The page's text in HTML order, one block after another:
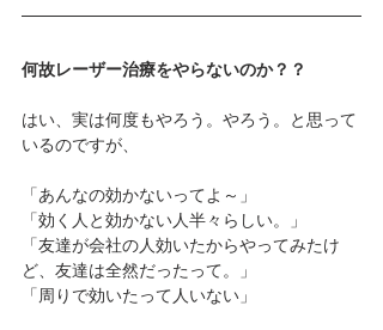
何故レーザー治療をやらないのか？？
はい、実は何度もやろう。やろう。と思って
いるのですが、
「あんなの効かないってよ～」
「効く人と効かない人半々らしい。」
「友達が会社の人効いたからやってみたけ
ど、友達は全然だったって。」
「周りで効いたって人いない」